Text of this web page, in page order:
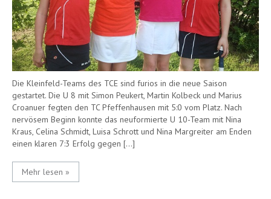
Die Kleinfeld-Teams des TCE sind furios in die neue Saison
gestartet. Die U 8 mit Simon Peukert, Martin Kolbeck und Marius
Croanuer fegten den TC Pfeffenhausen mit 5:0 vom Platz. Nach
nervösem Beginn konnte das neuformierte U 10-Team mit Nina
Kraus, Celina Schmidt, Luisa Schrott und Nina Margreiter am Enden
einen klaren 7:3 Erfolg gegen […]
Mehr lesen »